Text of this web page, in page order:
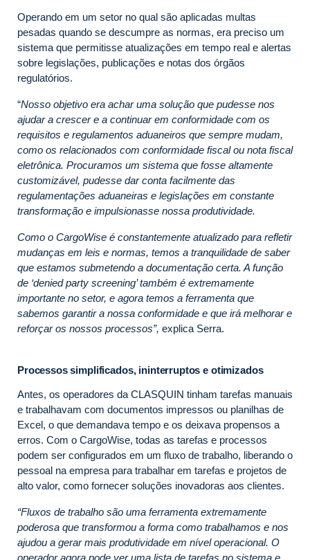
Operando em um setor no qual são aplicadas multas
pesadas quando se descumpre as normas, era preciso um
sistema que permitisse atualizações em tempo real e alertas
sobre legislações, publicações e notas dos órgãos
regulatórios.
“Nosso objetivo era achar uma solução que pudesse nos
ajudar a crescer e a continuar em conformidade com os
requisitos e regulamentos aduaneiros que sempre mudam,
como os relacionados com conformidade fiscal ou nota fiscal
eletrônica. Procuramos um sistema que fosse altamente
customizável, pudesse dar conta facilmente das
regulamentações aduaneiras e legislações em constante
transformação e impulsionasse nossa produtividade.
Como o CargoWise é constantemente atualizado para refletir
mudanças em leis e normas, temos a tranquilidade de saber
que estamos submetendo a documentação certa. A função
de ‘denied party screening’ também é extremamente
importante no setor, e agora temos a ferramenta que
sabemos garantir a nossa conformidade e que irá melhorar e
reforçar os nossos processos”, explica Serra.
Processos simplificados, ininterruptos e otimizados
Antes, os operadores da CLASQUIN tinham tarefas manuais
e trabalhavam com documentos impressos ou planilhas de
Excel, o que demandava tempo e os deixava propensos a
erros. Com o CargoWise, todas as tarefas e processos
podem ser configurados em um fluxo de trabalho, liberando o
pessoal na empresa para trabalhar em tarefas e projetos de
alto valor, como fornecer soluções inovadoras aos clientes.
“Fluxos de trabalho são uma ferramenta extremamente
poderosa que transformou a forma como trabalhamos e nos
ajudou a gerar mais produtividade em nível operacional. O
operador agora pode ver uma lista de tarefas no sistema e